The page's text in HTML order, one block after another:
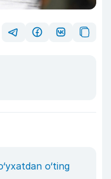
o‘ting